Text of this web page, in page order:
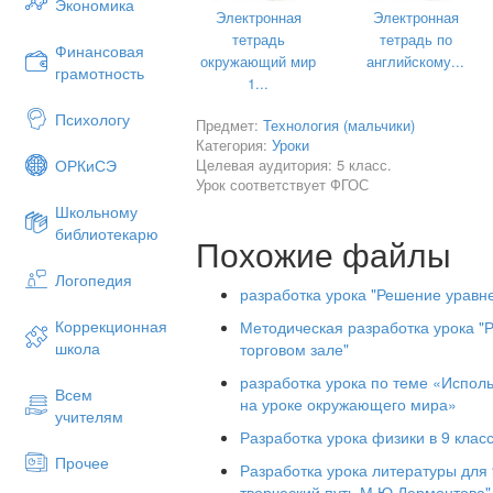
Экономика
Финансовая
грамотность
Психологу
ОРКиСЭ
Школьному
библиотекарю
Логопедия
Коррекционная
школа
Всем
учителям
Прочее
ответственность за результаты
проявлять интерес к творческому
Предметные:
умение составлять план работы над
знание правил техники безопасности
владение технологическим приемом
1
Организационный
этап
настроя.
детей к
Электронная
тетрадь
окружающий мир
1...
Электронная
тетрадь по
английскому...
Предмет:Технология (мальчики)
Категория:Уроки
Целевая аудитория: 5 класс.
Урок соответствует ФГОС
Похожие файлы
разработка урока "Решение
Методическая разработка урока
торговом зале"
разработка урока по теме
на уроке окружающего мира»
Разработка урока физики в 9
Разработка урока литературы